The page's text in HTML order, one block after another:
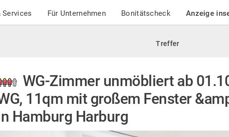
Services Für Unternehmen Bonitätscheck Anzeige
Treffer
WG-Zimmer unmöbliert ab
11qm mit großem Fenster
Hamburg Harburg